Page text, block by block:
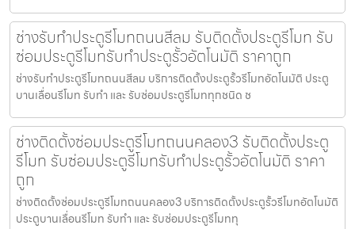
ช่างรับทำประตูรีโมทถนนสีลม รับติดตั้งประตูรีโมท รับ
ซ่อมประตูรีโมทรับทำประตูรั้วอัตโนมัติ ราคาถูก
ช่างรับทำประตูรีโมทถนนสีลม บริการติดตั้งประตูรั้วรีโมทอัตโนมัติ ประตู
บานเลื่อนรีโมท รับทำ และ รับซ่อมประตูรีโมททุกชนิด ช
ช่างติดตั้งซ่อมประตูรีโมทถนนคลอง3 รับติดตั้งประตู
รีโมท รับซ่อมประตูรีโมทรับทำประตูรั้วอัตโนมัติ ราคา
ถูก
ช่างติดตั้งซ่อมประตูรีโมทถนนคลอง3 บริการติดตั้งประตูรั้วรีโมทอัตโนมัติ
ประตูบานเลื่อนรีโมท รับทำ และ รับซ่อมประตูรีโมททุ